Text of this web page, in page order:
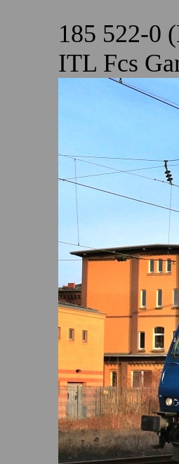
185 522-0
ITL Fcs